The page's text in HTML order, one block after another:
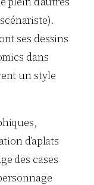
ses dessins
dans
un style
d’aplats
des cases